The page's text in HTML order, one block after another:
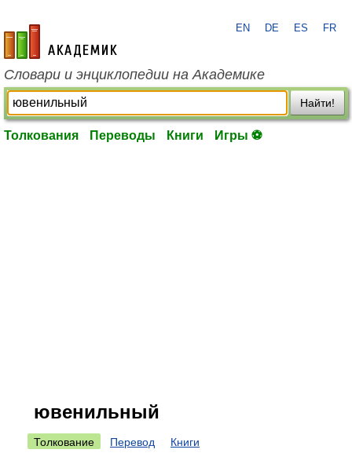
academic.ru
EN DE ES FR
Словари и энциклопедии на Академике
Найти!
Толкования Переводы Книги Игры ⚽
ювенильный
Толкование Перевод Книги